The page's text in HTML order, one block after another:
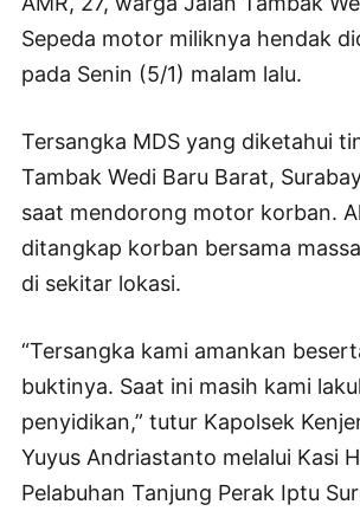
Sepeda motor miliknya hendak
pada Senin (5/1) malam lalu.
Tersangka MDS yang diketahui
Tambak Wedi Baru Barat,
saat mendorong motor korban.
ditangkap korban bersama
di sekitar lokasi.
“Tersangka kami amankan
buktinya. Saat ini masih kami
penyidikan,” tutur Kapolsek
Yuyus Andriastanto melalui Kasi
Pelabuhan Tanjung Perak Iptu